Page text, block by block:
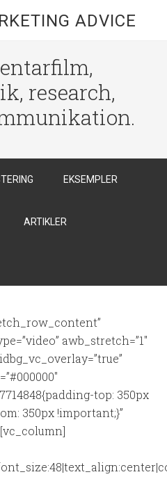
ADVICE
research,
EKSEMPLER
ARTIKLER
awb_stretch=”1″
top: 350px
350px !important;}”